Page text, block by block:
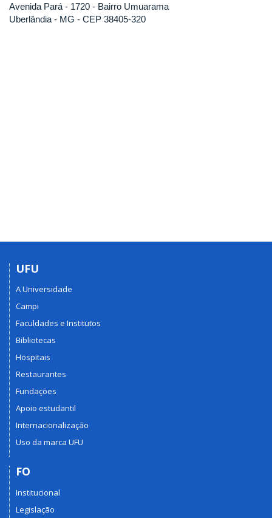
Avenida Pará - 1720 - Bairro Umuarama
Uberlândia - MG - CEP 38405-320
UFU
A Universidade
Campi
Faculdades e Institutos
Bibliotecas
Hospitais
Restaurantes
Fundações
Apoio estudantil
Internacionalização
Uso da marca UFU
FO
Institucional
Legislação